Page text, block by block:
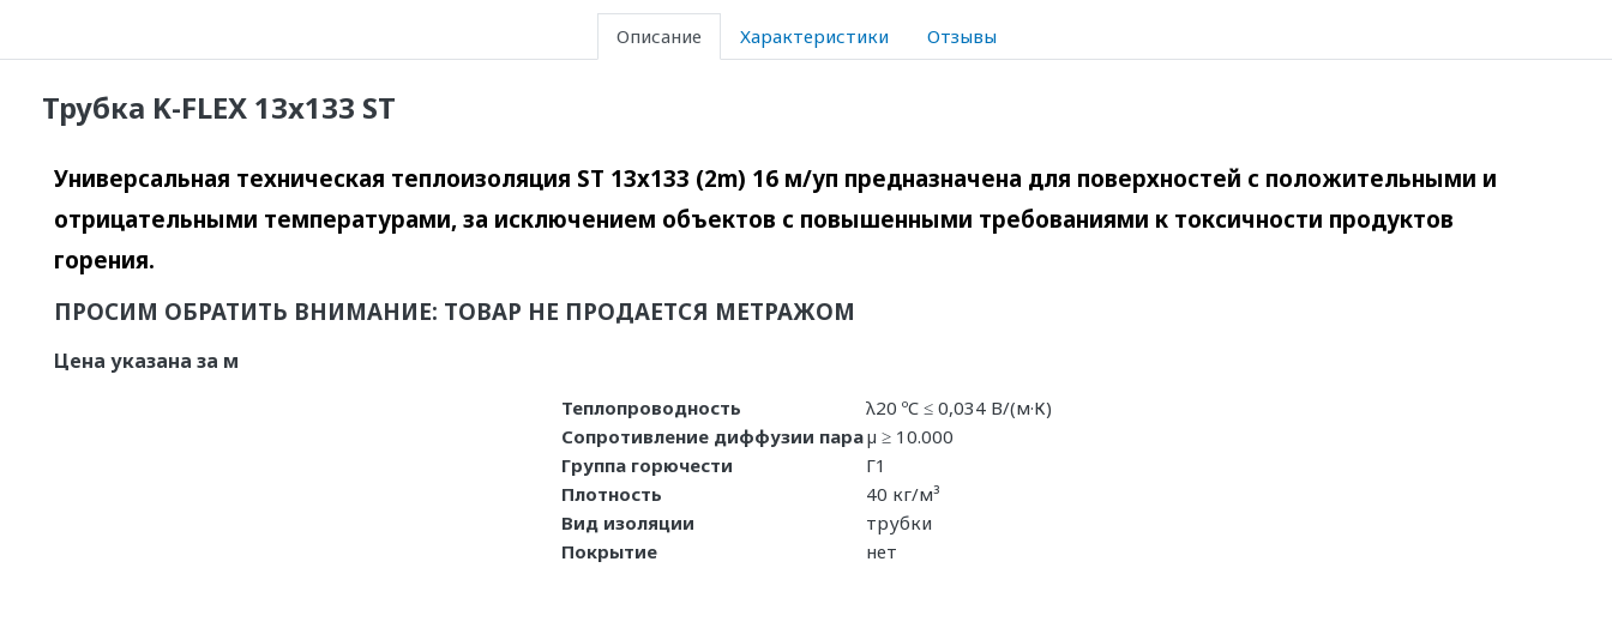
Описание Характеристики Отзывы
Трубка K-FLEX 13x133 ST
Универсальная техническая теплоизоляция ST 13x133 (2m) 16 м/уп предназначена для поверхностей с положительными и
отрицательными температурами, за исключением объектов с повышенными требованиями к токсичности продуктов
горения.
ПРОСИМ ОБРАТИТЬ ВНИМАНИЕ: ТОВАР НЕ ПРОДАЕТСЯ МЕТРАЖОМ
Цена указана за м
Теплопроводность
λ20 ºC ≤ 0,034 В/(м·К)
Сопротивление диффузии параµ ≥ 10.000
Группа горючести
Г1
Плотность
40 кг/м³
Вид изоляции
трубки
Покрытие
нет